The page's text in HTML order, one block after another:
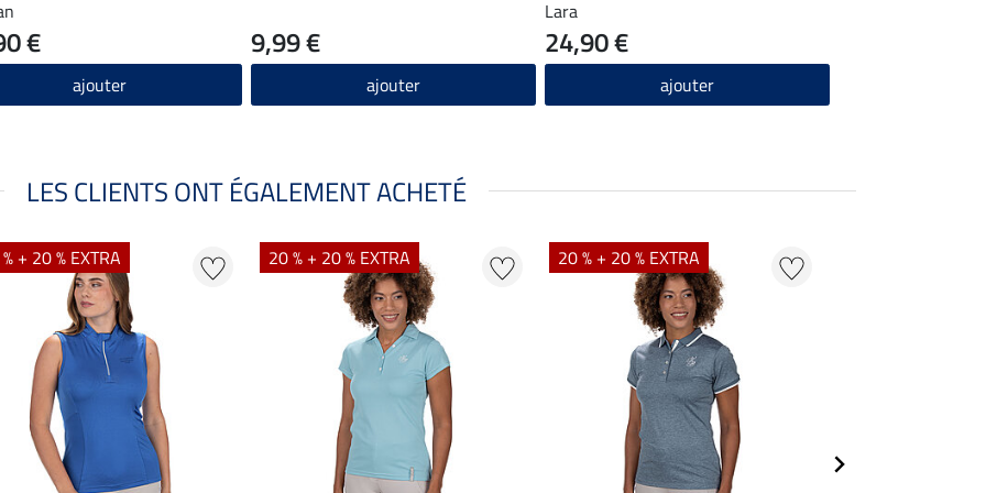
€
ajouter
9,99 €
ajouter
Lara
24,90 €
ajouter
LES CLIENTS ONT ÉGALEMENT ACHETÉ
+ 20 % EXTRA 20 % + 20 % EXTRA 20 % + 20 % EXTRA